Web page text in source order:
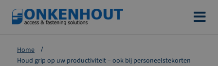
Ga
naar
inhoud
Home
Houd grip op uw productiviteit – ook bij personeelstekorten